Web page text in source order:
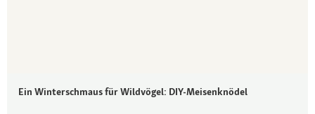
Ein Winterschmaus für Wildvögel: DIY-Meisenknödel